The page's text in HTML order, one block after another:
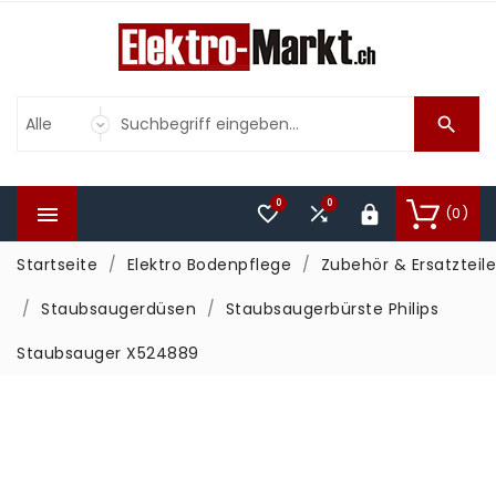

 (0)

0
0
Startseite Elektro Bodenpflege
Zubehör & Ersatzteile
Staubsaugerdüsen
Staubsaugerbürste Philips
Staubsauger X524889